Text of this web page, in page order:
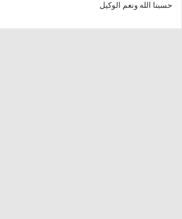
حسبنا الله ونعم الوكيل